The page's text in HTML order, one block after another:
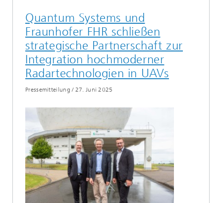
Quantum Systems und
Fraunhofer FHR schließen
strategische Partnerschaft zur
Integration hochmoderner
Radartechnologien in UAVs
Pressemitteilung / 27. Juni 2025